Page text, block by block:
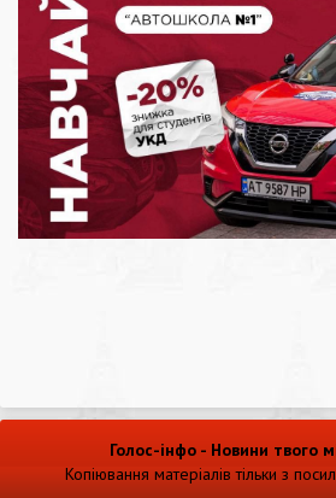
Голос-інфо - Новини твого
Копіювання матеріалів тільки з